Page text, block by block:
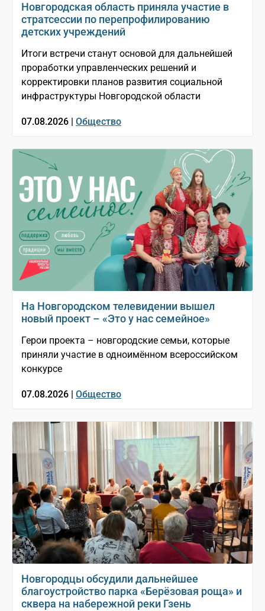
Новгородская область приняла участие в
стратсессии по перепрофилированию
детских учреждений
Итоги встречи станут основой для дальнейшей
проработки управленческих решений и
корректировки планов развития социальной
инфраструктуры Новгородской области
07.08.2026 | Общество
На Новгородском телевидении вышел
новый проект – «Это у нас семейное»
Герои проекта – новгородские семьи, которые
приняли участие в одноимённом всероссийском
конкурсе
07.08.2026 | Общество
Новгородцы обсудили дальнейшее
благоустройство парка «Берёзовая роща» и
сквера на набережной реки Гзень